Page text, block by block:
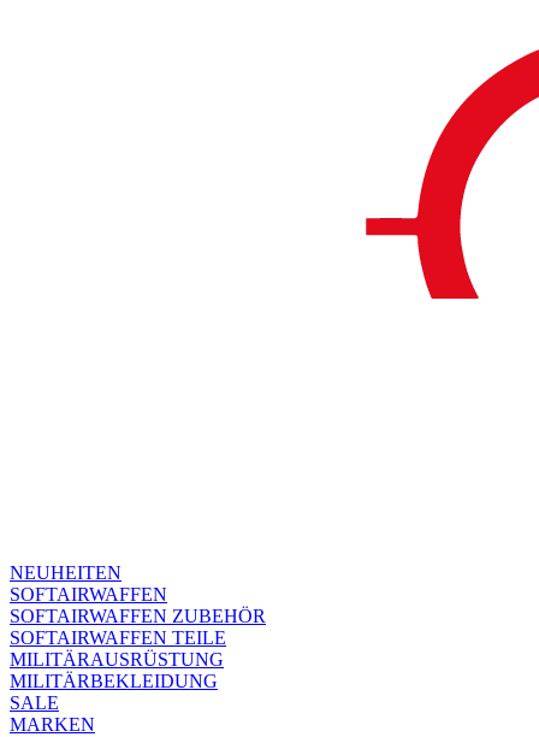
NEUHEITEN
SOFTAIRWAFFEN
SOFTAIRWAFFEN ZUBEHÖR
SOFTAIRWAFFEN TEILE
MILITÄRAUSRÜSTUNG
MILITÄRBEKLEIDUNG
SALE
MARKEN